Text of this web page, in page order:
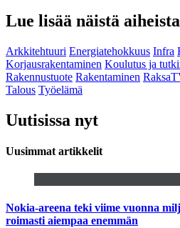
Lue lisää näistä aiheista
Arkkitehtuuri Energiatehokkuus Infra
Korjausrakentaminen Koulutus ja
Rakennustuote Rakentaminen
Talous Työelämä
Uutisissa nyt
Uusimmat artikkelit
Nokia-areena teki viime vuonna
roimasti aiempaa enemmän